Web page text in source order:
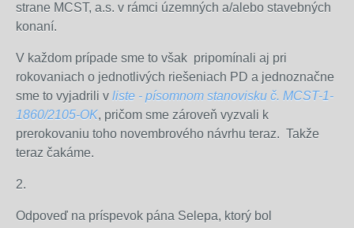
strane MCST, a.s. v rámci územných a/alebo stavebných
konaní.
V každom prípade sme to však pripomínali aj pri
rokovaniach o jednotlivých riešeniach PD a jednoznačne
sme to vyjadrili v liste - písomnom stanovisku č. MCST-1-
1860/2105-OK, pričom sme zároveň vyzvali k
prerokovaniu toho novembrového návrhu teraz. Takže
teraz čakáme.
2.
Odpoveď na príspevok pána Selepa, ktorý bol